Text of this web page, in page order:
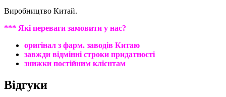
Виробництво Китай.
*** Які переваги замовити у нас?
оригінал з фарм. заводів Китаю
завжди відмінні строки придатності
знижки постійним клієнтам
Відгуки